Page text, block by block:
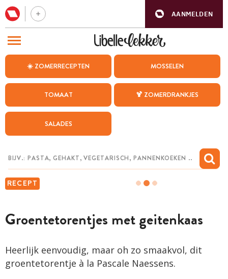
AANMELDEN
☀️ ZOMERRECEPTEN MOSSELEN
TOMAAT 🍹 ZOMERDRANKJES
SALADES
RECEPT
Groentetorentjes met geitenkaas
Heerlijk eenvoudig, maar oh zo smaakvol, dit
groentetorentje à la Pascale Naessens.
BEZOEK ONZE ANDERE WEBSITES
WEEKMENU
CHAT MET MAIA
MIJN BEWAARDE RECEPTEN